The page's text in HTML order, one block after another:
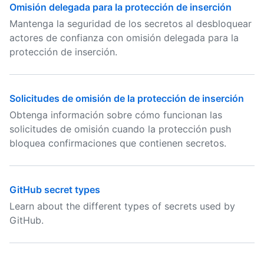
Omisión delegada para la protección de inserción
Mantenga la seguridad de los secretos al desbloquear
actores de confianza con omisión delegada para la
protección de inserción.
Solicitudes de omisión de la protección de inserción
Obtenga información sobre cómo funcionan las
solicitudes de omisión cuando la protección push
bloquea confirmaciones que contienen secretos.
GitHub secret types
Learn about the different types of secrets used by
GitHub.